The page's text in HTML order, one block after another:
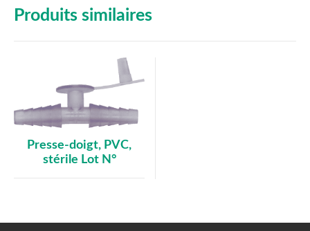
Produits similaires
Presse-doigt, PVC,
stérile Lot N°